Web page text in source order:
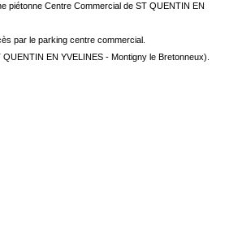
piétonne Centre Commercial de ST QUENTIN EN
par le parking centre commercial.
EN YVELINES - Montigny le Bretonneux).